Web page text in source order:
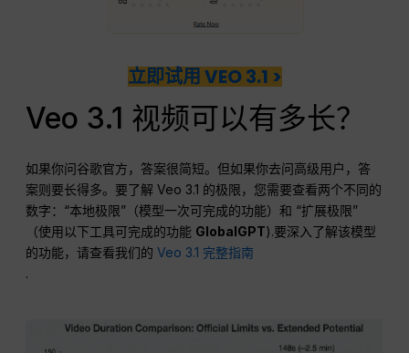
立即试用 VEO 3.1 >
Veo 3.1 视频可以有多长？
如果你问谷歌官方，答案很简短。但如果你去问高级用户，答
案则要长得多。要了解 Veo 3.1 的极限，您需要查看两个不同的
数字：“本地极限”（模型一次可完成的功能）和 “扩展极限”
（使用以下工具可完成的功能 GlobalGPT).要深入了解该模型
的功能，请查看我们的Veo 3.1 完整指南
.